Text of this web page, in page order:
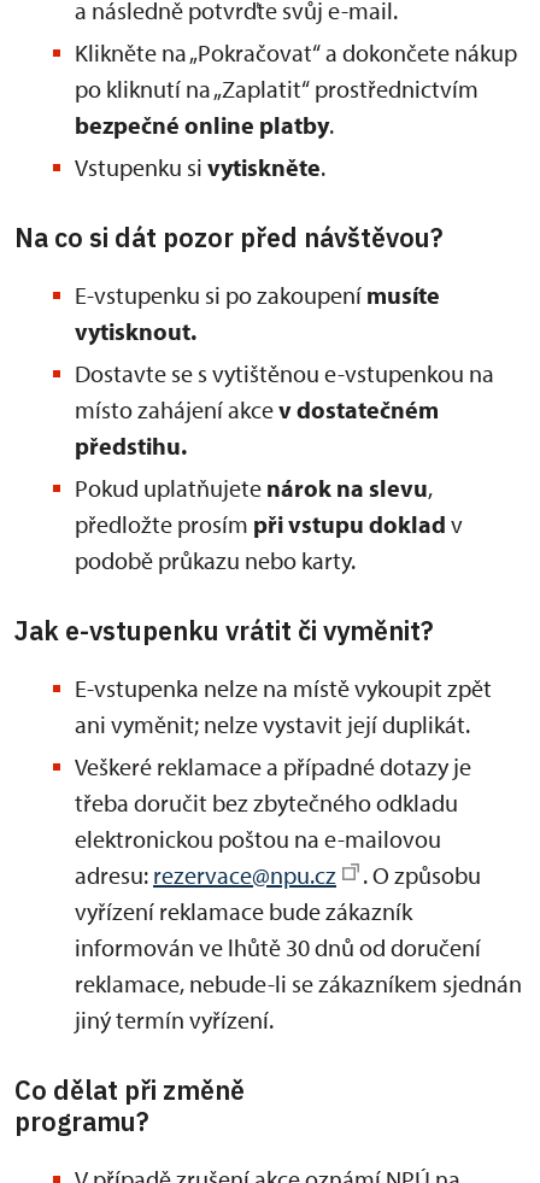
a následně potvrďte svůj e-mail.
Klikněte na „Pokračovat“ a dokončete nákup
po kliknutí na „Zaplatit“ prostřednictvím
bezpečné online platby.
Vstupenku si vytiskněte.
Na co si dát pozor před návštěvou?
E-vstupenku si po zakoupení musíte
vytisknout.
Dostavte se s vytištěnou e-vstupenkou na
místo zahájení akcev dostatečném
předstihu.
Pokud uplatňujete nárok na slevu,
předložte prosím při vstupu doklad v
podobě průkazu nebo karty.
Jak e-vstupenku vrátit či vyměnit?
E-vstupenka nelze na místě vykoupit zpět
ani vyměnit; nelze vystavit její duplikát.
Veškeré reklamace a případné dotazy je
třeba doručit bez zbytečného odkladu
elektronickou poštou na e-mailovou
adresu: rezervace@npu.cz
. O způsobu
vyřízení reklamace bude zákazník
informován ve lhůtě 30 dnů od doručení
reklamace, nebude-li se zákazníkem sjednán
jiný termín vyřízení.
Co dělat při změně
programu?